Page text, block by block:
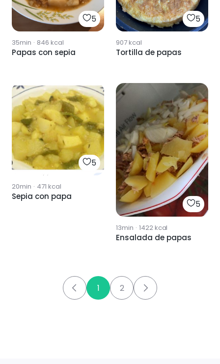
5
35min · 846 kcal
Papas con sepia
5
907kcal
Tortilla de papas
5
20min · 471 kcal
Sepia con papa
5
13min · 1422kcal
Ensalada de papas
1 2